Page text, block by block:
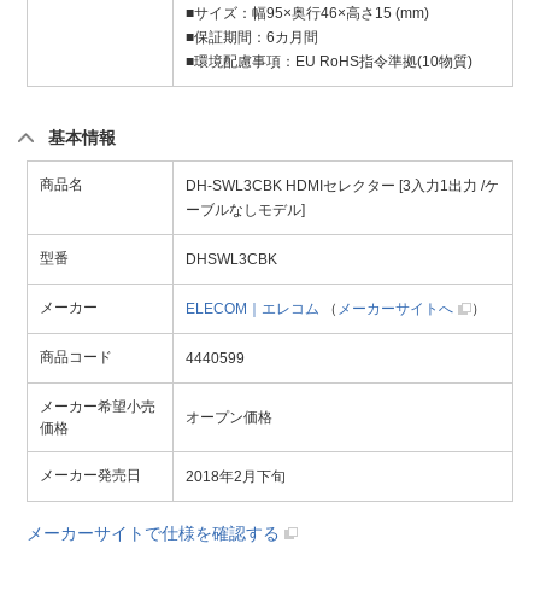
■サイズ：幅95×奥行46×高さ15 (mm)
■保証期間：6カ月間
■環境配慮事項：EU RoHS指令準拠(10物質)
基本情報
商品名
DH-SWL3CBK HDMIセレクター [3入力1出力 /ケ
ーブルなしモデル]
型番 DHSWL3CBK
メーカー ELECOM｜エレコム （ メーカーサイトへ ）
商品コード 4440599
メーカー希望小売
価格
オープン価格
メーカー発売日 2018年2月下旬
メーカーサイトで仕様を確認する